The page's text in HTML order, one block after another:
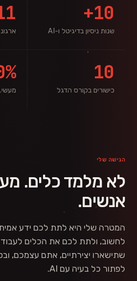
10+
שנות ניסיון בדיגיטל ו-AI
10
כישורים בקורס הדגל
הגישה שלי
לא מלמד כלים.
אנשים.
המטרה שלי היא לתת לכם ידע
לחשוב, ולתת לכם את הכלים לעבוד
שתישארו יצירתיים, אתם עצמכם,
לפתור כל בעיה עם AI.